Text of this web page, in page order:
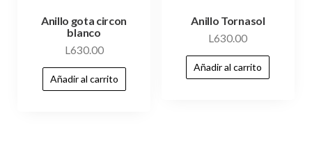
Anillo gota circon
blanco
L630.00
Añadir al carrito
Anillo Tornasol
L630.00
Añadir al carrito